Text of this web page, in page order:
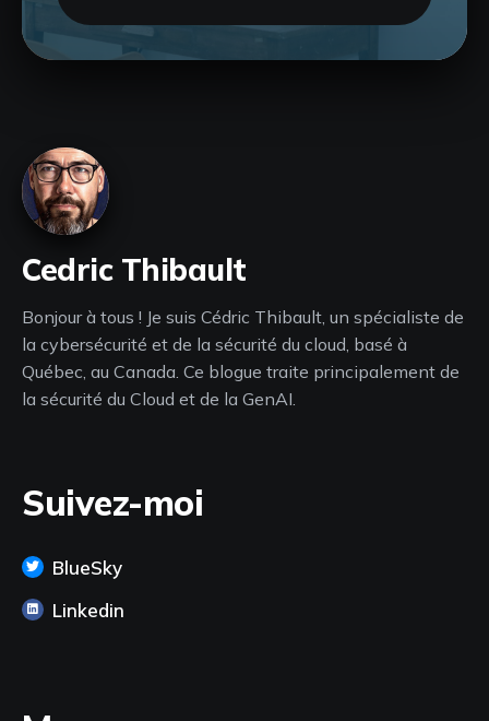
Cedric Thibault
Bonjour à tous ! Je suis Cédric Thibault, un spécialiste de
la cybersécurité et de la sécurité du cloud, basé à
Québec, au Canada. Ce blogue traite principalement de
la sécurité du Cloud et de la GenAI.
Suivez-moi
BlueSky
Linkedin